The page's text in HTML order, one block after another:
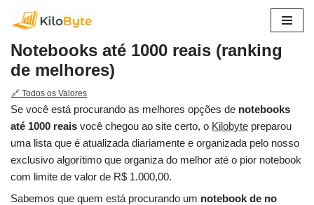
para
o
conteúdo
Notebooks até 1000 reais (ranking
de melhores)
🔗 Todos os Valores
Se você está procurando as melhores opções de notebooks
até 1000 reais você chegou ao site certo, o Kilobyte preparou
uma lista que é atualizada diariamente e organizada pelo nosso
exclusivo algorítimo que organiza do melhor até o pior notebook
com limite de valor de R$ 1.000,00.
Sabemos que quem está procurando um notebook de no